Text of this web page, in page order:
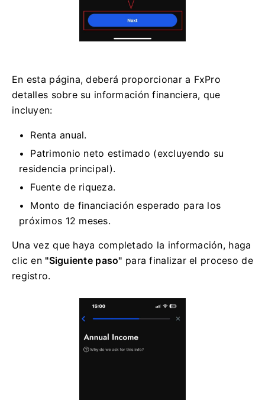
En esta página, deberá proporcionar a FxPro
detalles sobre su información financiera, que
incluyen:
Renta anual.
Patrimonio neto estimado (excluyendo su
residencia principal).
Fuente de riqueza.
Monto de financiación esperado para los
próximos 12 meses.
Una vez que haya completado la información, haga
clic en "Siguiente paso" para finalizar el proceso de
registro.